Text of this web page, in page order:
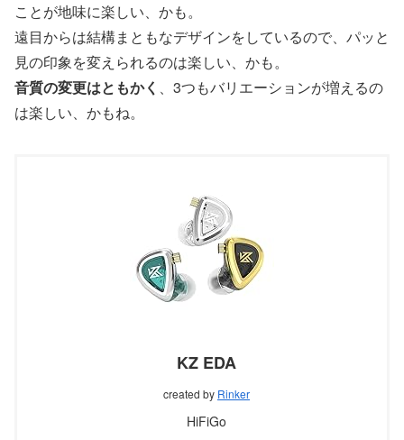
ことが地味に楽しい、かも。
遠目からは結構まともなデザインをしているので、パッと
見の印象を変えられるのは楽しい、かも。
音質の変更はともかく 、3つもバリエーションが増えるの
は楽しい、かもね。
KZ EDA
created by Rinker
HiFiGo